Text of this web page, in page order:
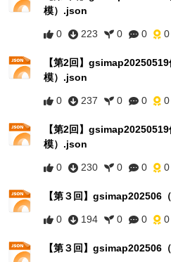
模）.json
0 223 0 0 0
【第2回】
模）.json
0 237 0 0 0
【第2回】
模）.json
0 230 0 0 0
【第３回】gsimap202506
0 194 0 0 0
【第３回】gsimap202506